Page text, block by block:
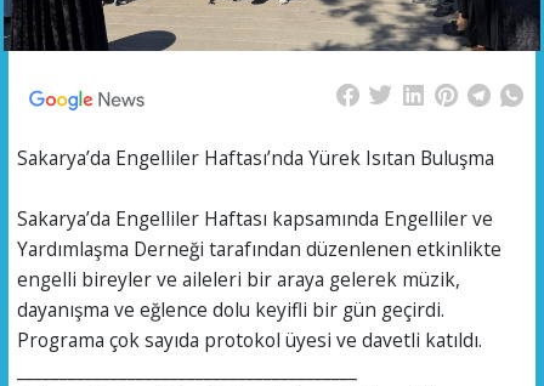
Sakarya’da Engelliler Haftası’nda Yürek Isıtan Buluşma
Sakarya’da Engelliler Haftası kapsamında Engelliler ve
Yardımlaşma Derneği tarafından düzenlenen etkinlikte
engelli bireyler ve aileleri bir araya gelerek müzik,
dayanışma ve eğlence dolu keyifli bir gün geçirdi.
Programa çok sayıda protokol üyesi ve davetli katıldı.